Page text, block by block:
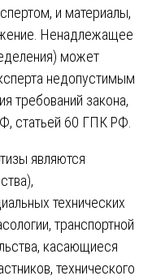
и материалы,
Ненадлежащее
может
недопустимым
требований закона,
статьей 60 ГПК РФ.
являются
технических
транспортной
касающиеся
технического